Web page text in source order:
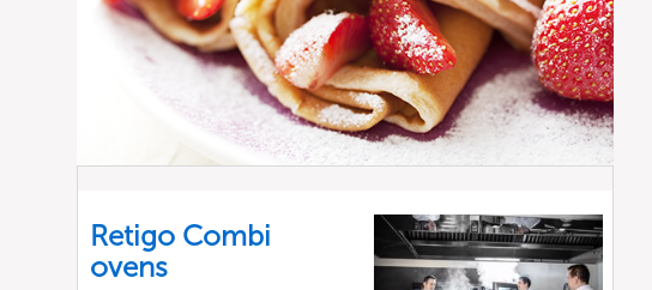
Retigo Combi
ovens